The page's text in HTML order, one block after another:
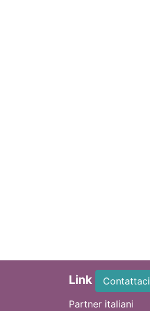
Link
Contattaci
Partner italiani